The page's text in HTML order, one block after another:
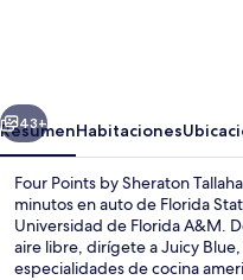
Tallahassee
Downtown
Siguiente
43+
ResumenHabitaciones
Four Points by Sheraton
minutos en auto de Florida
Universidad de Florida A&M.
aire libre, dirígete a Juicy
especialidades de cocina